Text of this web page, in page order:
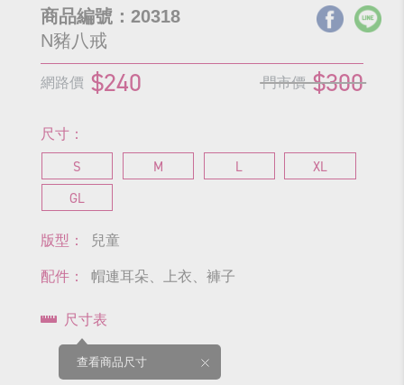
商品編號：20318
N豬八戒
網路價 $240 門市價 $300
尺寸：
S M L
XL
GL
版型： 兒童
配件： 帽連耳朵、上衣、褲子
尺寸表
查看商品尺寸